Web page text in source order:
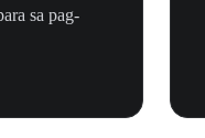
sa pag-